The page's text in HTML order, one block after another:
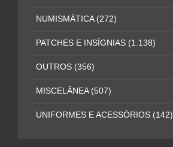
NUMISMÁTICA (272)
PATCHES E INSÍGNIAS (1.138)
OUTROS (356)
MISCELÂNEA (507)
UNIFORMES E ACESSÓRIOS (142)